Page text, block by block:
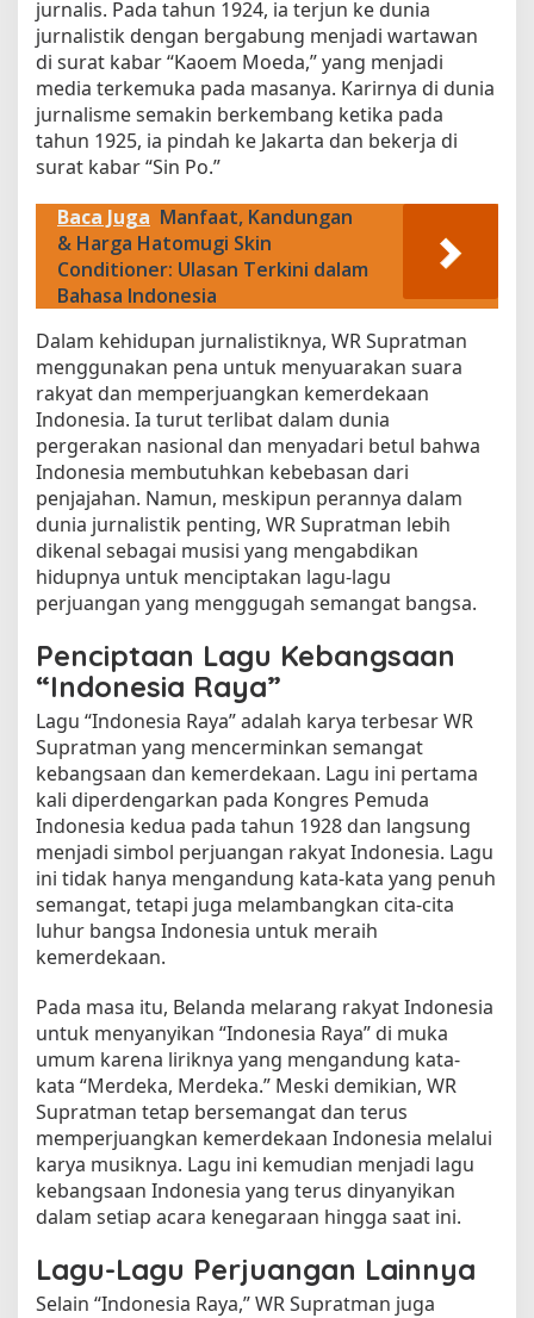
jurnalis. Pada tahun 1924, ia terjun ke dunia
jurnalistik dengan bergabung menjadi wartawan
di surat kabar “Kaoem Moeda,” yang menjadi
media terkemuka pada masanya. Karirnya di dunia
jurnalisme semakin berkembang ketika pada
tahun 1925, ia pindah ke Jakarta dan bekerja di
surat kabar “Sin Po.”
Baca Juga Manfaat, Kandungan
& Harga Hatomugi Skin
Conditioner: Ulasan Terkini dalam
Bahasa Indonesia
Dalam kehidupan jurnalistiknya, WR Supratman
menggunakan pena untuk menyuarakan suara
rakyat dan memperjuangkan kemerdekaan
Indonesia. Ia turut terlibat dalam dunia
pergerakan nasional dan menyadari betul bahwa
Indonesia membutuhkan kebebasan dari
penjajahan. Namun, meskipun perannya dalam
dunia jurnalistik penting, WR Supratman lebih
dikenal sebagai musisi yang mengabdikan
hidupnya untuk menciptakan lagu-lagu
perjuangan yang menggugah semangat bangsa.
Penciptaan Lagu Kebangsaan
“Indonesia Raya”
Lagu “Indonesia Raya” adalah karya terbesar WR
Supratman yang mencerminkan semangat
kebangsaan dan kemerdekaan. Lagu ini pertama
kali diperdengarkan pada Kongres Pemuda
Indonesia kedua pada tahun 1928 dan langsung
menjadi simbol perjuangan rakyat Indonesia. Lagu
ini tidak hanya mengandung kata-kata yang penuh
semangat, tetapi juga melambangkan cita-cita
luhur bangsa Indonesia untuk meraih
kemerdekaan.
Pada masa itu, Belanda melarang rakyat Indonesia
untuk menyanyikan “Indonesia Raya” di muka
umum karena liriknya yang mengandung kata-
kata “Merdeka, Merdeka.” Meski demikian, WR
Supratman tetap bersemangat dan terus
memperjuangkan kemerdekaan Indonesia melalui
karya musiknya. Lagu ini kemudian menjadi lagu
kebangsaan Indonesia yang terus dinyanyikan
dalam setiap acara kenegaraan hingga saat ini.
Lagu-Lagu Perjuangan Lainnya
Selain “Indonesia Raya,” WR Supratman juga